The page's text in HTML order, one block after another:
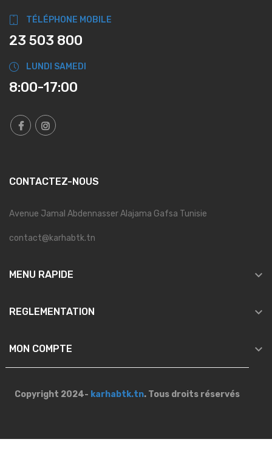
TÉLÉPHONE MOBILE
23 503 800
LUNDI SAMEDI
8:00-17:00
CONTACTEZ-NOUS
Avenue Jamal Abdennasser Alajama Gafsa Tunisie
contact@karhabtk.tn
MENU RAPIDE 
REGLEMENTATION 
MON COMPTE 
Copyright 2024- karhabtk.tn. Tous droits réservés